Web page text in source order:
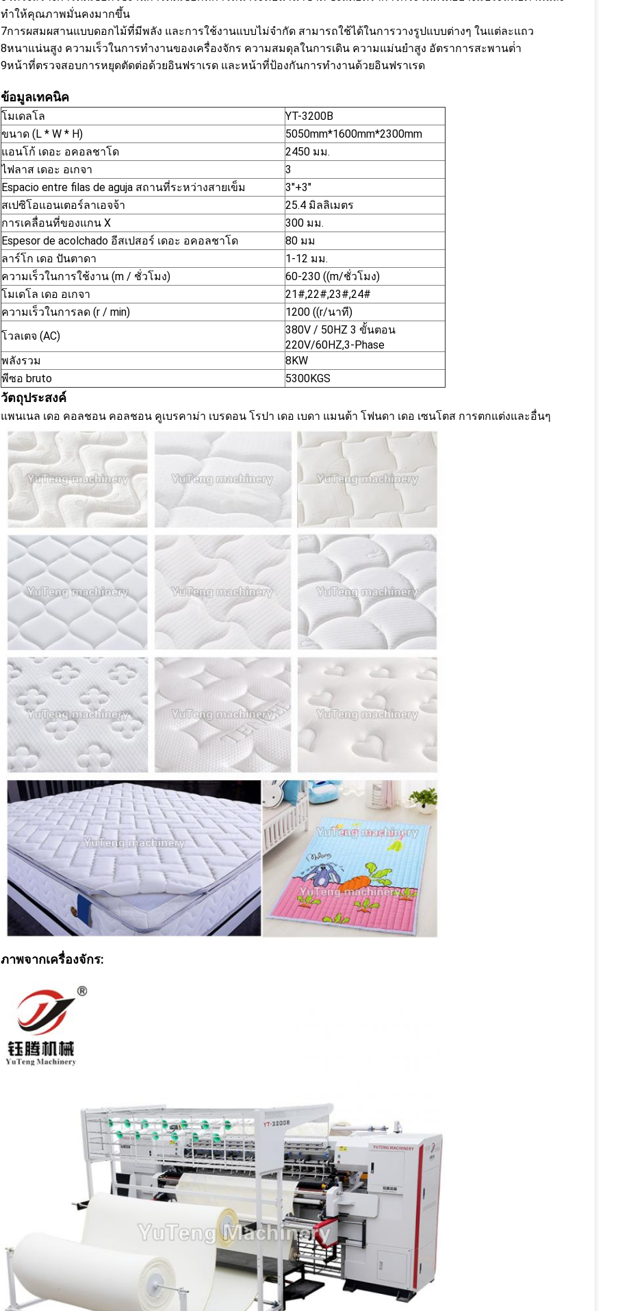
ทําให้คุณภาพมั่นคงมากขึ้น
7การผสมผสานแบบดอกไม้ที่มีพลัง และการใช้งานแบบไม่จํากัด สามารถใช้ได้ในการวางรูปแบบต่างๆ ในแต่ละแถว
8หนาแน่นสูง ความเร็วในการทํางานของเครื่องจักร ความสมดุลในการเดิน ความแม่นยําสูง อัตราการสะพานต่ํา
9หน้าที่ตรวจสอบการหยุดตัดต่อด้วยอินฟราเรด และหน้าที่ป้องกันการทํางานด้วยอินฟราเรด
ข้อมูลเทคนิค
โมเดลโล
YT-3200B
ขนาด (L * W * H)
5050mm*1600mm*2300mm
แอนโก้ เดอะ อคอลชาโด
2450 มม.
ไฟลาส เดอะ อเกจา
3
Espacio entre filas de aguja สถานที่ระหว่างสายเข็ม
3"+3"
สเปซิโอแอนเตอร์ลาเอจจ้า
25.4 มิลลิเมตร
การเคลื่อนที่ของแกน X
300 มม.
Espesor de acolchado อีสเปสอร์ เดอะ อคอลชาโด
80 มม
ลาร์โก เดอ ปันตาดา
1-12 มม.
ความเร็วในการใช้งาน (m / ชั่วโมง)
60-230 ((m/ชั่วโมง)
โมเดโล เดอ อเกจา
21#,22#,23#,24#
ความเร็วในการลด (r / min)
1200 ((r/นาที)
โวลเตจ (AC)
380V / 50HZ 3 ขั้นตอน
220V/60HZ,3-Phase
พลังรวม
8KW
พีซอ bruto
5300KGS
วัตถุประสงค์
แพนเนล เดอ คอลชอน คอลชอน คูเบรคาม่า เบรดอน โรปา เดอ เบดา แมนต้า โฟนดา เดอ เซนโตส การตกแต่งและอื่นๆ
ภาพจากเครื่องจักร: